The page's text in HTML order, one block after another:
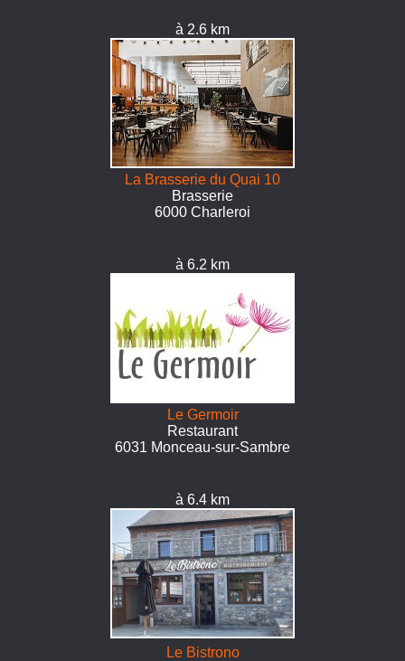
à 2.6 km
La Brasserie du Quai 10
Brasserie
6000 Charleroi
à 6.2 km
Le Germoir
Restaurant
6031 Monceau-sur-Sambre
à 6.4 km
Le Bistrono